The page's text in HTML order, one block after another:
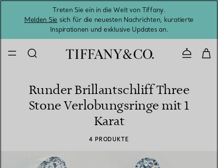
Treten Sie ein in die Welt von Tiffany.
Melden Sie sich für die neuesten Nachrichten, kuratierte
Inspirationen und exklusive Updates an.
Runder Brillantschliff Three
Stone Verlobungsringe mit 1
Karat
4 PRODUKTE